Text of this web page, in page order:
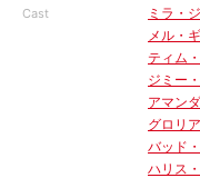
Cast
ミラ・
メル・
ティム
ジミー
アマン
グロリ
バッド
ハリス